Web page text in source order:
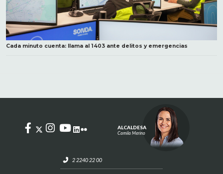
Cada minuto cuenta: llama al 1403 ante delitos y emergencias
2 2240 22 00
ALCALDESA
Camila Merino